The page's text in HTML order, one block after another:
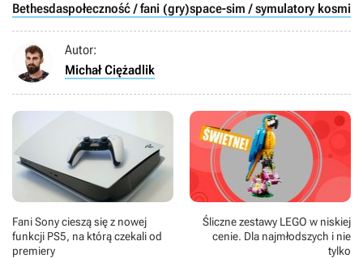
Bethesdaspołeczność / fani (gry)space-sim / symulatory
Autor:
Michał Ciężadlik
Fani Sony cieszą się z nowej
funkcji PS5, na którą czekali od
premiery
Śliczne zestawy LEGO w niskiej
cenie. Dla najmłodszych i nie
tylko